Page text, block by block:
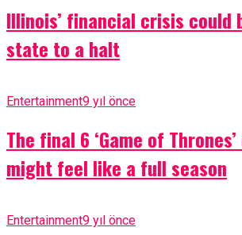
Illinois’ financial crisis could
state to a halt
Entertainment9 yıl önce
The final 6 ‘Game of
might feel like a full season
Entertainment9 yıl önce